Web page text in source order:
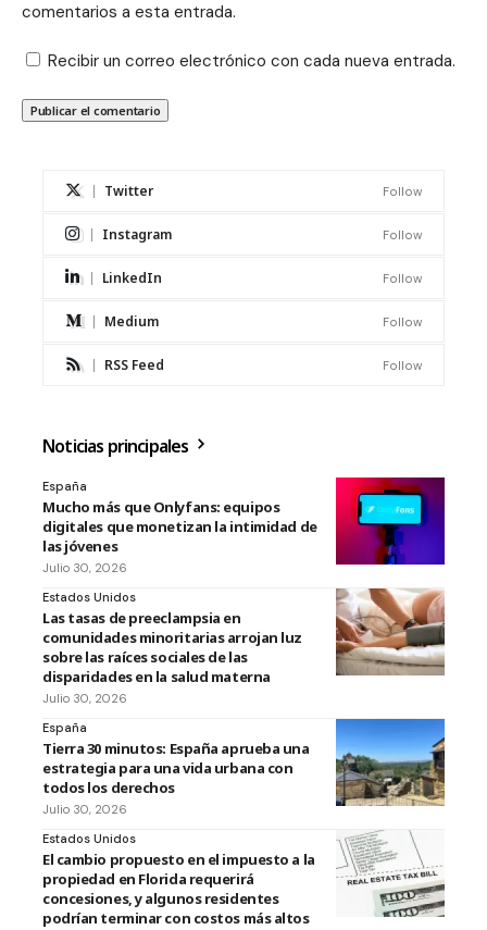
comentarios a esta entrada.
Recibir un correo electrónico con cada nueva entrada.
Twitter Follow
Instagram Follow
LinkedIn Follow
Medium Follow
RSS Feed Follow
Noticias principales
España
Mucho más que Onlyfans: equipos
digitales que monetizan la intimidad de
las jóvenes
Julio 30, 2026
Estados Unidos
Las tasas de preeclampsia en
comunidades minoritarias arrojan luz
sobre las raíces sociales de las
disparidades en la salud materna
Julio 30, 2026
España
Tierra 30 minutos: España aprueba una
estrategia para una vida urbana con
todos los derechos
Julio 30, 2026
Estados Unidos
El cambio propuesto en el impuesto a la
propiedad en Florida requerirá
concesiones, y algunos residentes
podrían terminar con costos más altos